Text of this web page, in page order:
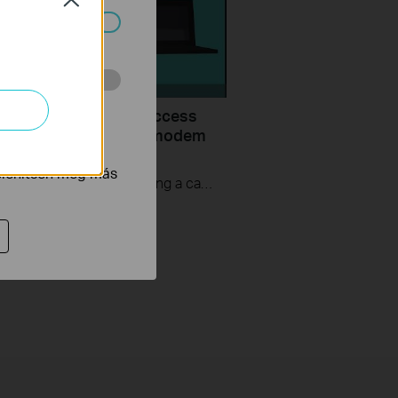
I do if I cannot access
- Using a cable modem
be annak
meg más